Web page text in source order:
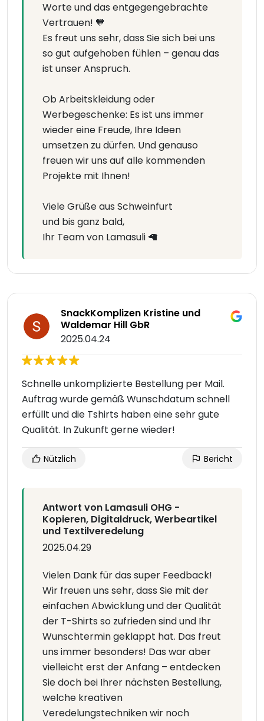
Worte und das entgegengebrachte
Vertrauen! 🧡
Es freut uns sehr, dass Sie sich bei uns
so gut aufgehoben fühlen – genau das
ist unser Anspruch.
Ob Arbeitskleidung oder
Werbegeschenke: Es ist uns immer
wieder eine Freude, Ihre Ideen
umsetzen zu dürfen. Und genauso
freuen wir uns auf alle kommenden
Projekte mit Ihnen!
Viele Grüße aus Schweinfurt
und bis ganz bald,
Ihr Team von Lamasuli 🦙
SnackKomplizen Kristine und
Waldemar Hill GbR
2025.04.24
Schnelle unkomplizierte Bestellung per Mail.
Auftrag wurde gemäß Wunschdatum schnell
erfüllt und die Tshirts haben eine sehr gute
Qualität. In Zukunft gerne wieder!
Nützlich Bericht
Antwort von Lamasuli OHG -
Kopieren, Digitaldruck, Werbeartikel
und Textilveredelung
2025.04.29
Vielen Dank für das super Feedback!
Wir freuen uns sehr, dass Sie mit der
einfachen Abwicklung und der Qualität
der T-Shirts so zufrieden sind und Ihr
Wunschtermin geklappt hat. Das freut
uns immer besonders! Das war aber
vielleicht erst der Anfang – entdecken
Sie doch bei Ihrer nächsten Bestellung,
welche kreativen
Veredelungstechniken wir noch